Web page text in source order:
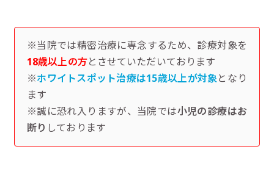
※当院では精密治療に専念するため、診療対象を
18歳以上の方とさせていただいております
※ホワイトスポット治療は15歳以上が対象となり
ます
※誠に恐れ入りますが、当院では小児の診療はお
断り しております